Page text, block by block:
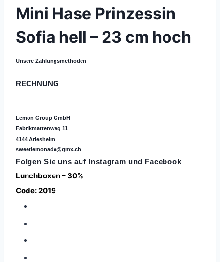
Mini Hase Prinzessin
Sofia hell – 23 cm hoch
Unsere Zahlungsmethoden
RECHNUNG
Lemon Group GmbH
Fabrikmattenweg 11
4144 Arlesheim
sweetlemonade@gmx.ch
Folgen Sie uns auf Instagram und Facebook
Lunchboxen – 30%
Code: 2019